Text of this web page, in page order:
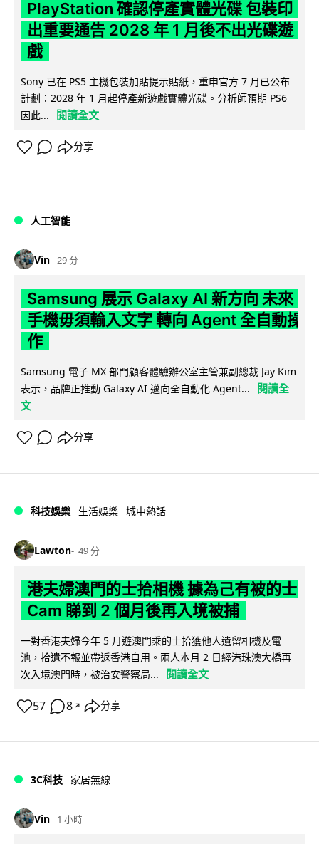
PlayStation 確認停產實體光碟 包裝印
出重要通告 2028 年 1 月後不出光碟遊
戲
Sony 已在 PS5 主機包裝加貼提示貼紙，重申官方 7 月已公布
計劃：2028 年 1 月起停產新遊戲實體光碟。分析師預期 PS6
因此...
閱讀全文
分享
人工智能
Vin 29 分
Samsung 展示 Galaxy AI 新方向 未來
手機毋須輸入文字 轉向 Agent 全自動操
作
Samsung 電子 MX 部門顧客體驗辦公室主管兼副總裁 Jay Kim
表示，品牌正推動 Galaxy AI 邁向全自動化 Agent...
閱讀全
文
分享
科技娛樂 生活娛樂 城中熱話
Lawton 49 分
港夫婦澳門的士拾相機 據為己有被的士
Cam 睇到 2 個月後再入境被捕
一對香港夫婦今年 5 月遊澳門乘的士拾獲他人遺留相機及電
池，拾遺不報並帶返香港自用。兩人本月 2 日經港珠澳大橋再
次入境澳門時，被治安警察局...
閱讀全文
57 8 ↗ 分享
3C科技 家居無線
Vin 1 小時